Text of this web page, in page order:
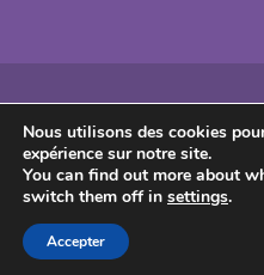
Copyright © 2026 Les créas de Rose
Nous utilisons des cookies
expérience sur notre site.
You can find out more about
switch them off in settings.
Accepter